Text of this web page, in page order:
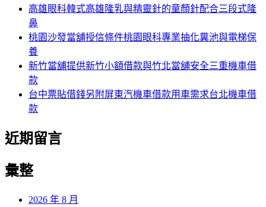
高雄眼科韓式高雄隆乳與精靈針的童顏針配合三段式隆
鼻
桃園沙發當舖授信條件桃園眼科專業抽化糞池與電梯保
養
新竹當舖提供新竹小額借款與竹北當舖安全三重機車借
款
台中票貼借錢另附屏東汽機車借款用車需求台北機車借
款
近期留言
彙整
2026 年 8 月